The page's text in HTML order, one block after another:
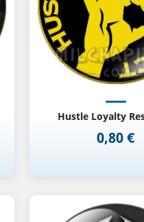
Hustle Loyalty
Precio
0,80 €